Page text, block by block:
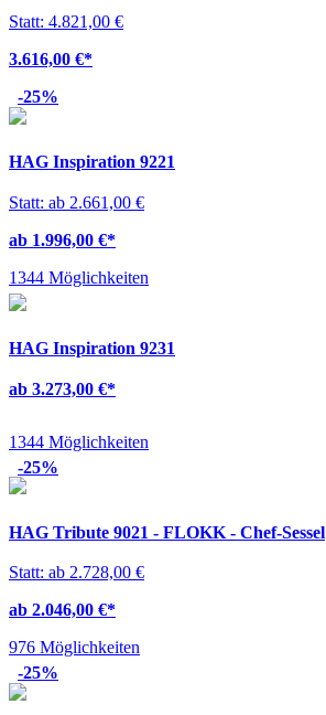
Statt: 4.821,00 €
3.616,00 €*
-25%
HAG Inspiration 9221
Statt: ab 2.661,00 €
ab 1.996,00 €*
1344 Möglichkeiten
HAG Inspiration 9231
ab 3.273,00 €*
1344 Möglichkeiten
-25%
HAG Tribute 9021 - FLOKK - Chef-Sessel
Statt: ab 2.728,00 €
ab 2.046,00 €*
976 Möglichkeiten
-25%